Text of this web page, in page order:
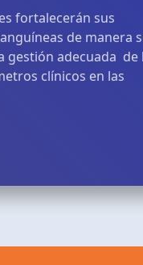
fortalecerán sus
de manera
gestión adecuada de
clínicos en las